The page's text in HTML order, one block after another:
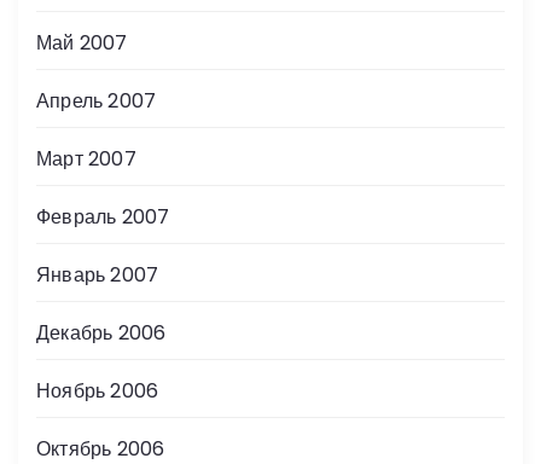
Май 2007
Апрель 2007
Март 2007
Февраль 2007
Январь 2007
Декабрь 2006
Ноябрь 2006
Октябрь 2006